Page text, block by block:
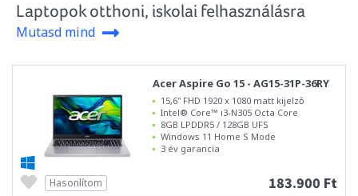
Laptopok otthoni, iskolai felhasználásra
Mutasd mind
Acer Aspire Go 15 - AG15-31P-36RY
15,6" FHD 1920 x 1080 matt kijelző
Intel® Core™ i3-N305 Octa Core
8GB LPDDR5 / 128GB UFS
Windows 11 Home S Mode
3 év garancia
183.900 Ft
Hasonlítom